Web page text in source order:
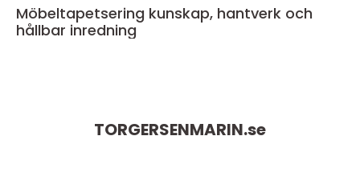
Möbeltapetsering kunskap, hantverk och
hållbar inredning
TORGERSENMARIN.se